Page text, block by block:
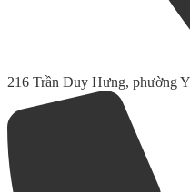
216 Trần Duy Hưng, phường